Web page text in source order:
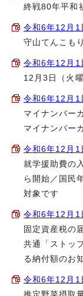
終戦80年平和
令和6年12月1
守山てんこも
令和6年12月1
12月3日（火
令和6年12月1
マイナンバー
マイナンバー
令和6年12月1
就学援助費の
ら開始／国民
対象です
令和6年12月1
固定資産税の
共通「ストッ
る納付額のお
令和6年12月1